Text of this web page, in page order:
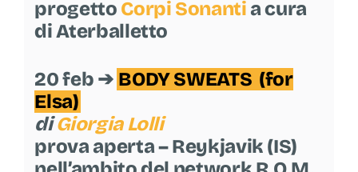
progetto Corpi Sonanti a cura
di Aterballetto
20 feb ➔ BODY SWEATS (for
Elsa)
diGiorgia Lolli
prova aperta – Reykjavik (IS)